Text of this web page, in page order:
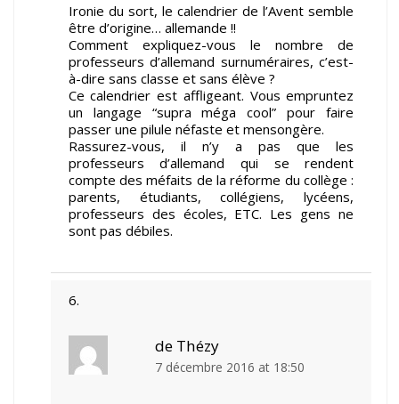
Ironie du sort, le calendrier de l’Avent semble
être d’origine… allemande !!
Comment expliquez-vous le nombre de
professeurs d’allemand surnuméraires, c’est-
à-dire sans classe et sans élève ?
Ce calendrier est affligeant. Vous empruntez
un langage “supra méga cool” pour faire
passer une pilule néfaste et mensongère.
Rassurez-vous, il n’y a pas que les
professeurs d’allemand qui se rendent
compte des méfaits de la réforme du collège :
parents, étudiants, collégiens, lycéens,
professeurs des écoles, ETC. Les gens ne
sont pas débiles.
de Thézy
7 décembre 2016 at 18:50